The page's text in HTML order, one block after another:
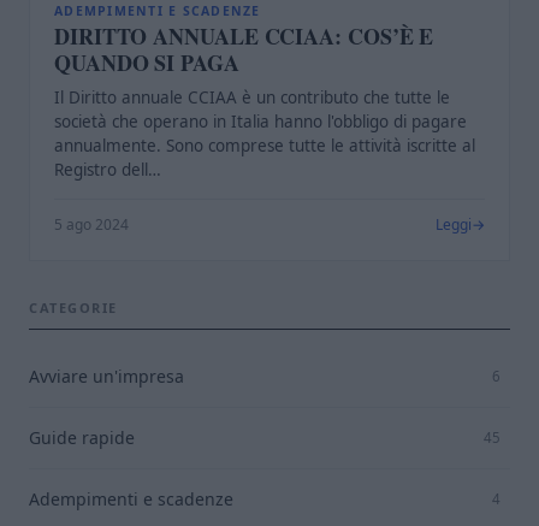
ADEMPIMENTI E SCADENZE
DIRITTO ANNUALE CCIAA: COS’È E
QUANDO SI PAGA
Il Diritto annuale CCIAA è un contributo che tutte le
società che operano in Italia hanno l'obbligo di pagare
annualmente. Sono comprese tutte le attività iscritte al
Registro dell…
5 ago 2024 Leggi
CATEGORIE
Avviare un'impresa 6
Guide rapide 45
Adempimenti e scadenze 4